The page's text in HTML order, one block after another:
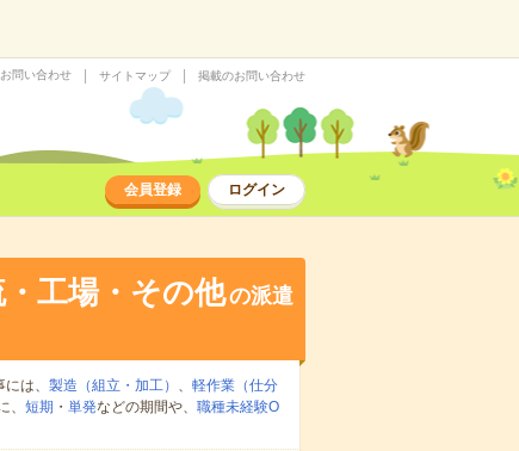
問い合わせ サイトマップ 掲載のお問い合わせ
会員登録 ログイン
工場・その他の派遣
は、 製造（組立・加工） 、 軽作業（仕分
、 短期 ・ 単発などの期間や、 職種未経験O